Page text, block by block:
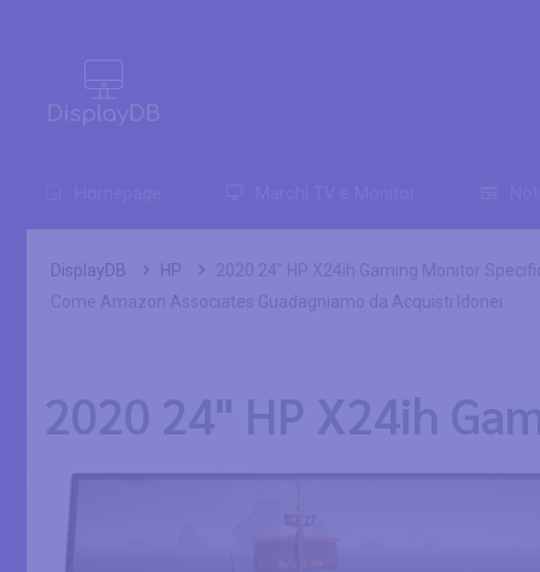
DisplayDB HP
2020 24" HP X24ih Gaming Monitor
Come Amazon Associates Guadagniamo da Acquisti Idonei.
2020 24" HP X24ih